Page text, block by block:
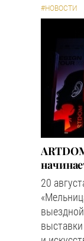
#НОВОСТИ
20